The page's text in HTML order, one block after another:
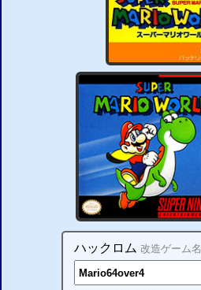
ハックロム 改造ゲーム名